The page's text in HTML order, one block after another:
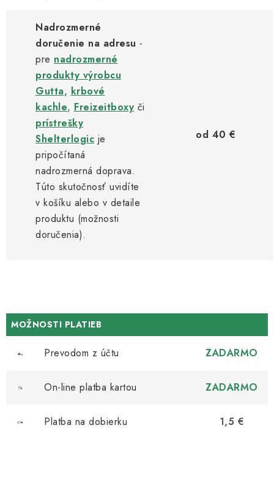
Nadrozmerné
doručenie na adresu -
pre nadrozmerné
produkty výrobcu
Gutta, krbové
kachle, Freizeitboxy či
prístrešky
Shelterlogic je
pripočítaná
nadrozmerná doprava.
Túto skutočnosť uvidíte
v košíku alebo v detaile
produktu (možnosti
doručenia).
od 40 €
MOŽNOSTI PLATIEB
Prevodom z účtu ZADARMO
On-line platba kartou ZADARMO
Platba na dobierku 1,5 €